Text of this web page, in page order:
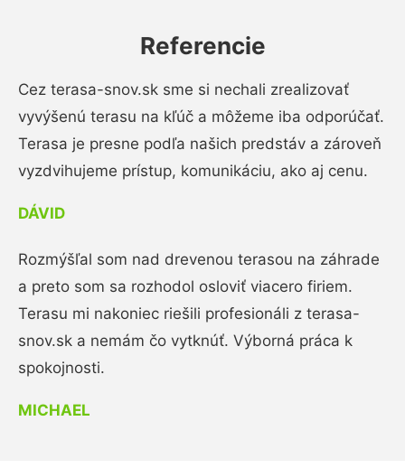
Referencie
Cez terasa-snov.sk sme si nechali zrealizovať
vyvýšenú terasu na kľúč a môžeme iba odporúčať.
Terasa je presne podľa našich predstáv a zároveň
vyzdvihujeme prístup, komunikáciu, ako aj cenu.
DÁVID
Rozmýšľal som nad drevenou terasou na záhrade
a preto som sa rozhodol osloviť viacero firiem.
Terasu mi nakoniec riešili profesionáli z terasa-
snov.sk a nemám čo vytknúť. Výborná práca k
spokojnosti.
MICHAEL